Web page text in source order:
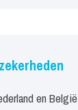
zekerheden
en België